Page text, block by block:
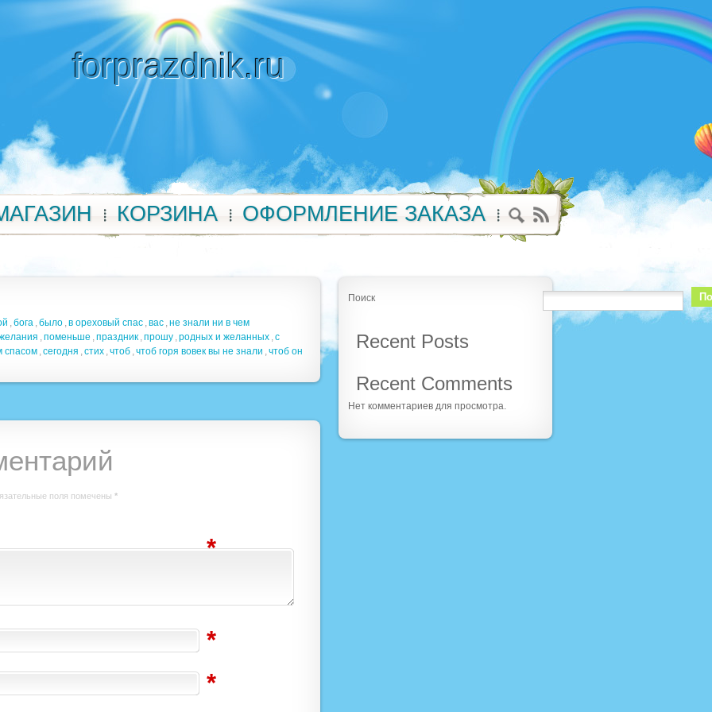
forprazdnik.ru
КОРЗИНА ОФОРМЛЕНИЕ ЗАКАЗА
,бога ,было ,в ореховый спас ,вас ,не знали ни в чем
,поменьше ,праздник ,прошу ,родных и желанных ,с
спасом ,сегодня ,стих ,чтоб ,чтоб горя вовек вы не знали ,чтоб он
поля помечены *
*
*
*
Поиск
Recent Posts
Recent Comments
Нет комментариев для просмотра.